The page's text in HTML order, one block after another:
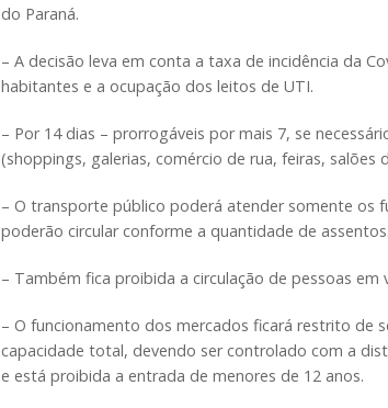
do Paraná.
– A decisão leva em conta a taxa de incidência da
habitantes e a ocupação dos leitos de UTI.
– Por 14 dias – prorrogáveis por mais 7, se
(shoppings, galerias, comércio de rua, feiras, salões
– O transporte público poderá atender somente os
poderão circular conforme a quantidade de assentos.
– Também fica proibida a circulação de pessoas em
– O funcionamento dos mercados ficará restrito de
capacidade total, devendo ser controlado com a
e está proibida a entrada de menores de 12 anos.